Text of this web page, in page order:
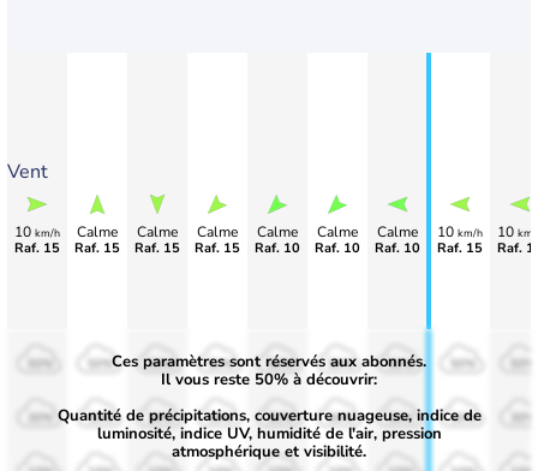
Vent
10 km/h
Raf. 15
Calme
Raf. 15
Calme
Raf. 15
Calme
Raf. 15
Calme
Raf. 10
Calme
Raf. 10
Calme
Raf. 10
10 km/h
Raf. 15
10
Raf.
50%
30%
50%
30%
50%
30%
50%
30%
50%
30%
50%
30%
50%
30%
Ces paramètres sont réservés aux abonnés.
Il vous reste 50% à découvrir:
Quantité de précipitations, couverture nuageuse, indice de
luminosité, indice UV, humidité de l'air, pression
atmosphérique et visibilité.